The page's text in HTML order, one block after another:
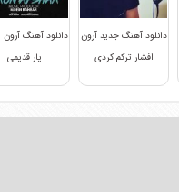
دانلود آهنگ جدید آرون
افشار ترکم کردی
دانلود آهنگ آرون
یار قدیمی